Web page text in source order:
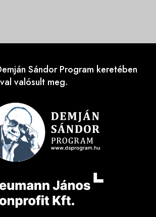
Sándor Program keretében
valósult meg.